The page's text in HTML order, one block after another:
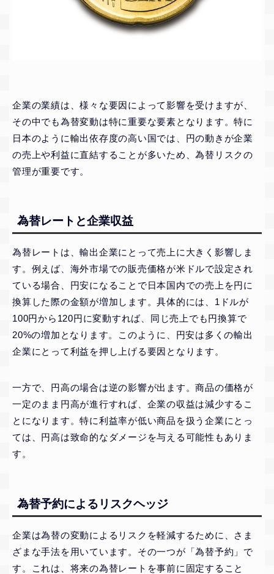
企業の業績は、様々な要因によって影響を受けますが、
その中でも為替変動は特に重要な要素となります。特に
日本のように輸出依存度の高い国では、円の動きが企業
の売上や利益に直結することが多いため、為替リスクの
管理が重要です。
為替レートと企業収益
為替レートは、輸出企業にとって売上に大きく影響しま
す。例えば、海外市場での販売価格が米ドルで設定され
ている場合、円安になることで日本国内での売上を円に
換算した際の金額が増加します。具体的には、1ドルが
100円から120円に変動すれば、同じ売上でも円換算で
20%の増加となります。このように、円安は多くの輸出
企業にとって利益を押し上げる要因となります。
一方で、円高の場合は逆の影響が出ます。商品の価格が
一定のまま円高が進行すれば、企業の収益は減少するこ
とになります。特に利益率が低い商品を扱う企業にとっ
ては、円高は致命的なダメージを与える可能性もありま
す。
為替予約によるリスクヘッジ
企業は為替の変動によるリスクを軽減するために、さま
ざまな手法を用いています。その一つが「為替予約」で
す。これは、将来の為替レートを事前に固定すること